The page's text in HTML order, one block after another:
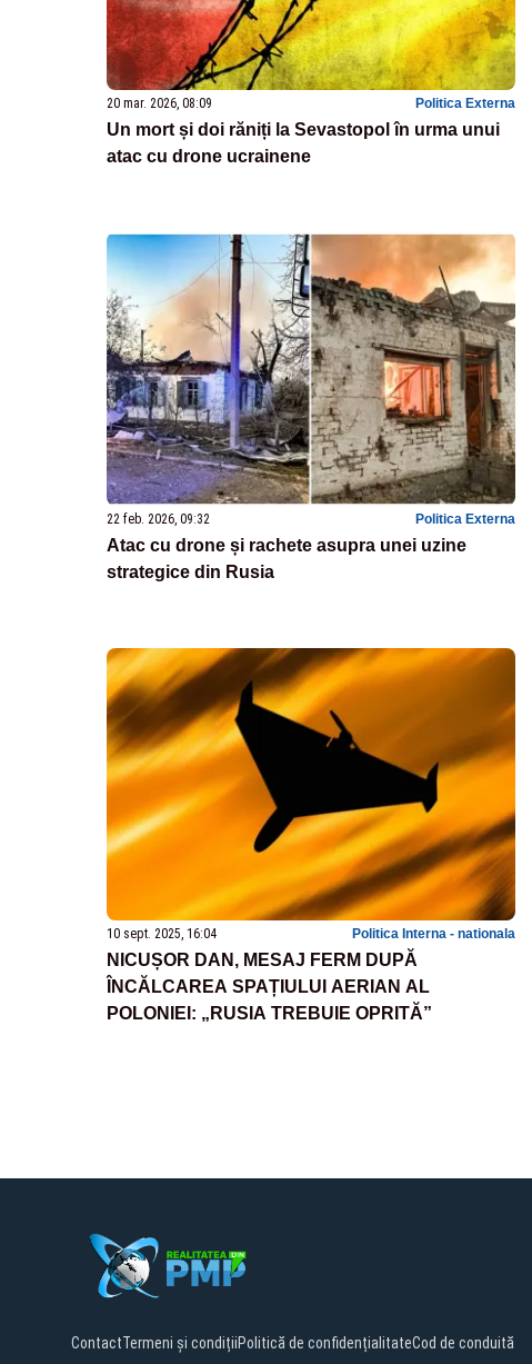
20 mar. 2026, 08:09 Politica Externa
Un mort și doi răniți la Sevastopol în urma unui
atac cu drone ucrainene
22 feb. 2026, 09:32 Politica Externa
Atac cu drone și rachete asupra unei uzine
strategice din Rusia
10 sept. 2025, 16:04 Politica Interna - nationala
NICUȘOR DAN, MESAJ FERM DUPĂ
ÎNCĂLCAREA SPAȚIULUI AERIAN AL
POLONIEI: „RUSIA TREBUIE OPRITĂ”
ContactTermeni și condițiiPolitică de confidențialitateCod de conduită